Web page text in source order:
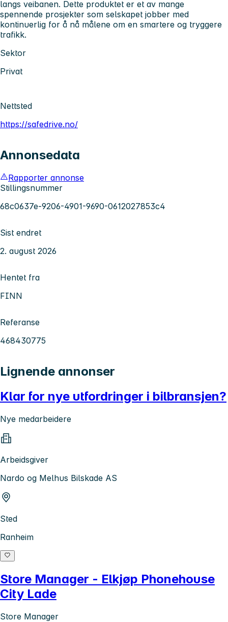
langs veibanen. Dette produktet er et av mange
spennende prosjekter som selskapet jobber med
kontinuerlig for å nå målene om en smartere og tryggere
trafikk.
Sektor
Privat
Nettsted
https://safedrive.no/
Annonsedata
Rapporter annonse
Stillingsnummer
68c0637e-9206-4901-9690-0612027853c4
Sist endret
2. august 2026
Hentet fra
FINN
Referanse
468430775
Lignende annonser
Klar for nye utfordringer i bilbransjen?
Nye medarbeidere
Arbeidsgiver
Nardo og Melhus Bilskade AS
Sted
Ranheim
Store Manager - Elkjøp Phonehouse
City Lade
Store Manager